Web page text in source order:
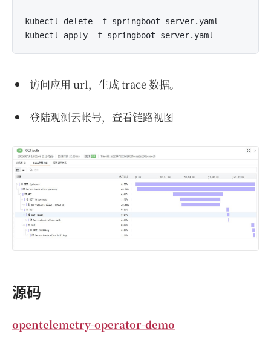
kubectl delete -f springboot-server.yaml
访问应用 url，生成 trace 数据。
登陆观测云帐号，查看链路视图
源码
opentelemetry-operator-demo